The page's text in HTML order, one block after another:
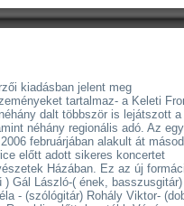
kiadásban jelent meg
tartalmaz- a Keleti
dalt többször is lejátszott
néhány regionális adó. Az
februárjában alakult át
előtt adott sikeres koncertet
Házában. Ez az új
Gál László-( ének, basszusgitár)
- (szólógitár) Rohály Viktor-